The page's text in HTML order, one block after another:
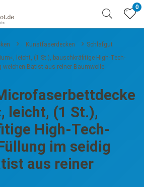
0
Kunstfaserdecken
Schlafgut
leicht, (1 St.), bauschkräfitige High-Tech-
Batist aus reiner Baumwolle
leicht, (1 St.),
High-Tech-
im seidig
aus reiner